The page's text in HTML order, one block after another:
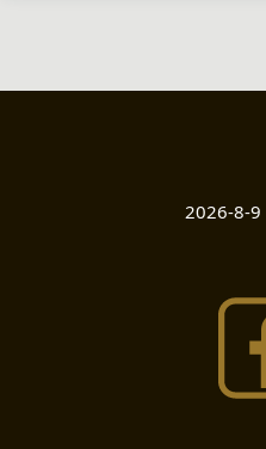
9-8-2026